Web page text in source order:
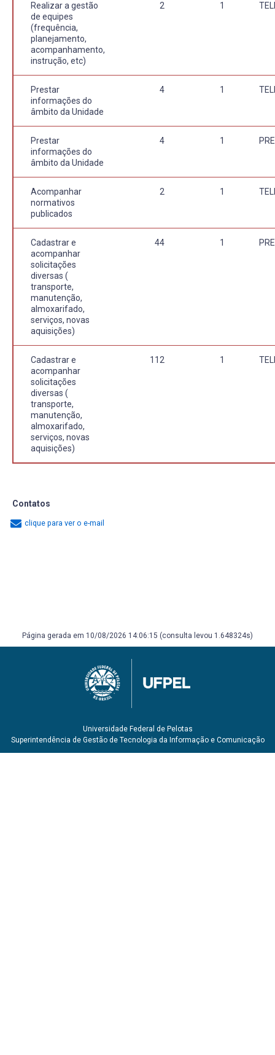
Realizar a gestão
de equipes
(frequência,
planejamento,
acompanhamento,
instrução, etc)
2 1
Prestar
informações do
âmbito da Unidade
4 1
Prestar
informações do
âmbito da Unidade
4 1
Acompanhar
normativos
publicados
2 1
Cadastrar e
acompanhar
solicitações
diversas (
transporte,
manutenção,
almoxarifado,
serviços, novas
aquisições)
44 1
Cadastrar e
acompanhar
solicitações
diversas (
transporte,
manutenção,
almoxarifado,
serviços, novas
aquisições)
112 1
Contatos
clique para ver o e-mail
Página gerada em 10/08/2026 14:06:15 (consulta levou 1.648324s)
Universidade Federal de Pelotas
Superintendência de Gestão de Tecnologia da Informação e Comunicação